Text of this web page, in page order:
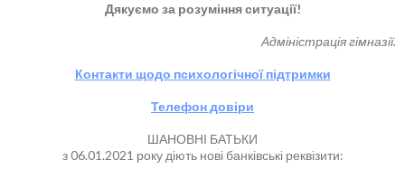
Дякуємо за розуміння ситуації!
Адміністрація гімназії.
Контакти щодо психологічної підтримки
Телефон довіри
ШАНОВНІ БАТЬКИ
з 06.01.2021 року діють нові банківські реквізити: